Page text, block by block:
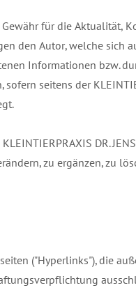
Gewähr für die
den Autor, welche sich
Informationen bzw.
seitens der
DR.
zu ergänzen, zu
("Hyperlinks"), die